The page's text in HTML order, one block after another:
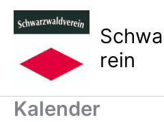
Zum
Inhalt
rein
Kalender